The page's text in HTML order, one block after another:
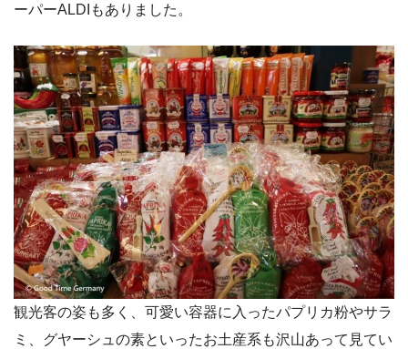
ーパーALDIもありました。
観光客の姿も多く、可愛い容器に入ったパプリカ粉やサラ
ミ、グヤーシュの素といったお土産系も沢山あって見てい